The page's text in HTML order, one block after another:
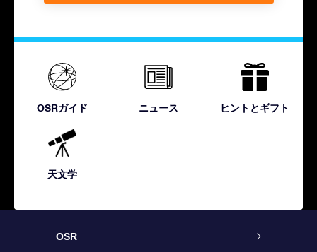
OSRガイド ニュース ヒントとギフト
天文学
OSR